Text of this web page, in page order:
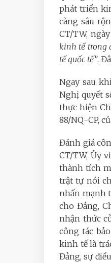
phát triển
càng sâu
CT/TW, ngày
kinh tế trong
tế quốc tế”.
Ngay sau
Nghị quyết
thực hiện
88/NQ-CP,
Đánh giá
CT/TW, Ủy
thành tích
trật tự nói
nhấn mạnh
cho Đảng,
nhận thức
công tác
kinh tế là
Đảng, sự